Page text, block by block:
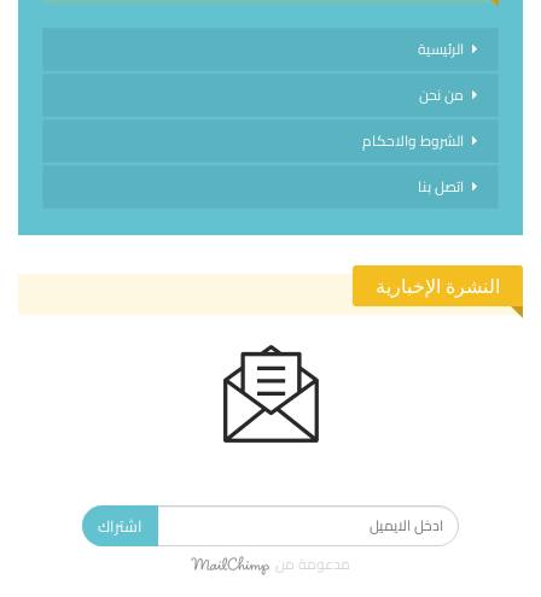
الرئيسية
من نحن
الشروط والاحكام
اتصل بنا
النشرة الإخبارية
اشتراك
مدعومة من